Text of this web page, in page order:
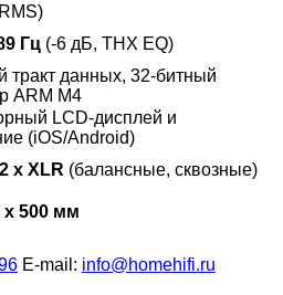
Гц (-6 дБ, THX EQ)
тракт данных, 32-битный
ARM M4
LCD-дисплей и
(iOS/Android)
2 x XLR (балансные, сквозные)
x 500 мм
E-mail: info@homehifi.ru